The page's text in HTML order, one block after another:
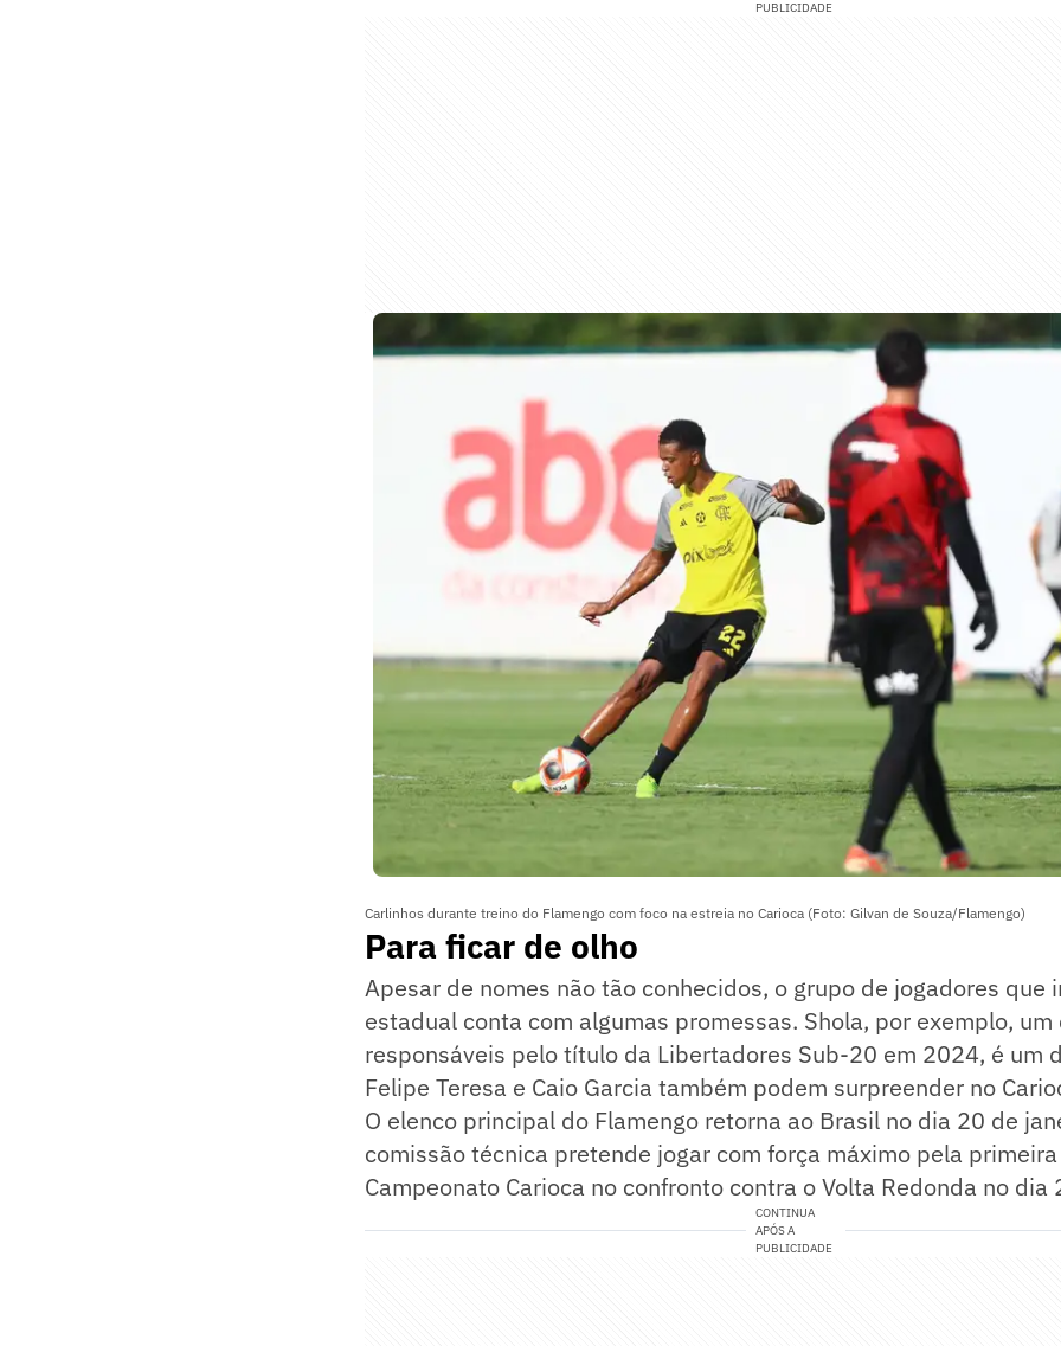
PUBLICIDADE
Carlinhos durante treino do Flamengo com foco na estreia no Carioca (Foto: Gilvan de Souza/Flamengo)
Para ficar de olho
Apesar de nomes não tão conhecidos, o grupo de jogadores que
estadual conta com algumas promessas. Shola, por exemplo, um
responsáveis pelo título da Libertadores Sub-20 em 2024, é um
Felipe Teresa e Caio Garcia também podem surpreender no
O elenco principal do Flamengo retorna ao Brasil no dia 20 de
comissão técnica pretende jogar com força máximo pela
Campeonato Carioca no confronto contra o Volta Redonda no dia
CONTINUA
APÓS A
PUBLICIDADE